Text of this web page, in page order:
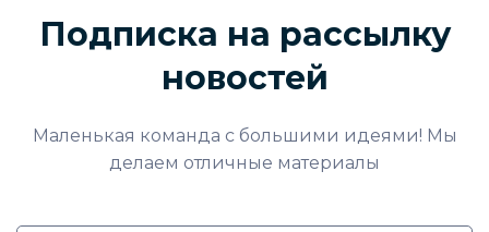
Подписка на рассылку
новостей
Маленькая команда с большими идеями! Мы
делаем отличные материалы